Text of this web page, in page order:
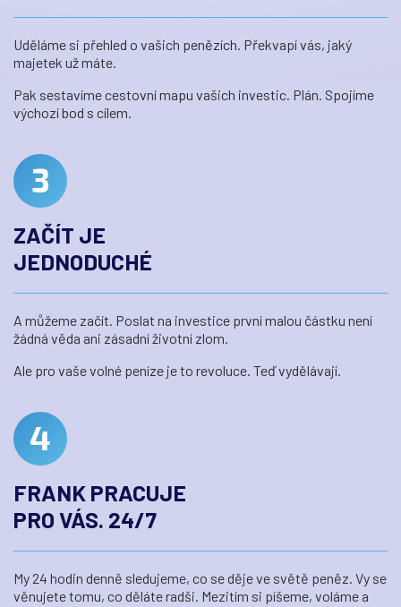
Uděláme si přehled o vašich penězích. Překvapí vás, jaký
majetek už máte.
Pak sestavíme cestovní mapu vašich investic. Plán. Spojíme
výchozí bod s cílem.
ZAČÍT JE
JEDNODUCHÉ
A můžeme začít. Poslat na investice první malou částku není
žádná věda ani zásadní životní zlom.
Ale pro vaše volné peníze je to revoluce. Teď vydělávají.
FRANK PRACUJE
PRO VÁS. 24/7
My 24 hodin denně sledujeme, co se děje ve světě peněz. Vy se
věnujete tomu, co děláte radši. Mezitím si píšeme, voláme a